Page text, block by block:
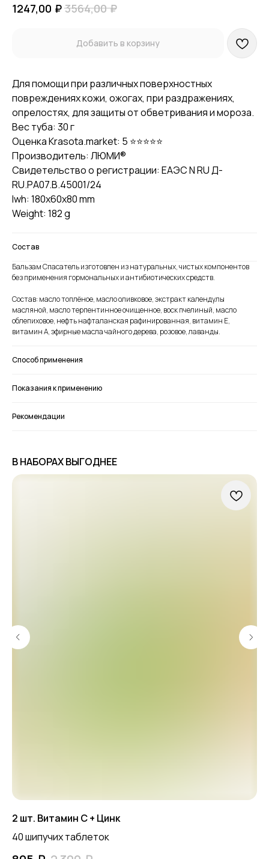
1247,00 ₽ 3564,00 ₽
Добавить в корзину
Для помощи при различных поверхностных
повреждениях кожи, ожогах, при раздражениях,
опрелостях, для защиты от обветривания и мороза.
Вес туба: 30 г
Оценка Krasota.market: 5 ⭐⭐⭐⭐⭐
Производитель: ЛЮМИ®
Свидетельство о регистрации: ЕАЭС N RU Д-
RU.РА07.В.45001/24
lwh: 180x60x80 mm
Weight: 182 g
Состав
Бaльзам Спасатель изготовлен из натуральных, чистых компонентов
без применения гормональных и антибиотических средств.
Состав: масло топлёное, масло оливковое, экстракт календулы
масляной, масло терпентинное очищенное, воск пчелиный, масло
облепиховое, нефть нафталанская рафинированная, витамин Е,
витамин А, эфирные масла чайного дерева, розовое, лаванды.
Способ применения
Показания к применению
Рекомендации
В НАБОРАХ ВЫГОДНЕЕ
2 шт. Витамин С + Цинк
40 шипучих таблеток